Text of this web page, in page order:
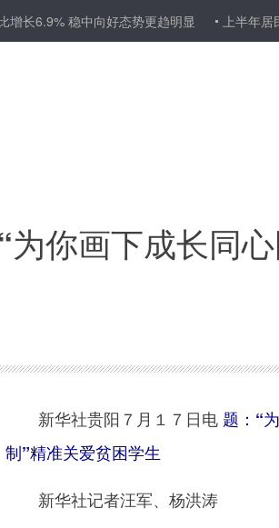
稳中向好态势更趋明显 上半年居民收入增
为你画下成长同
新华社贵阳７月１７日电 题：“
制”精准关爱贫困学生
新华社记者汪军、杨洪涛